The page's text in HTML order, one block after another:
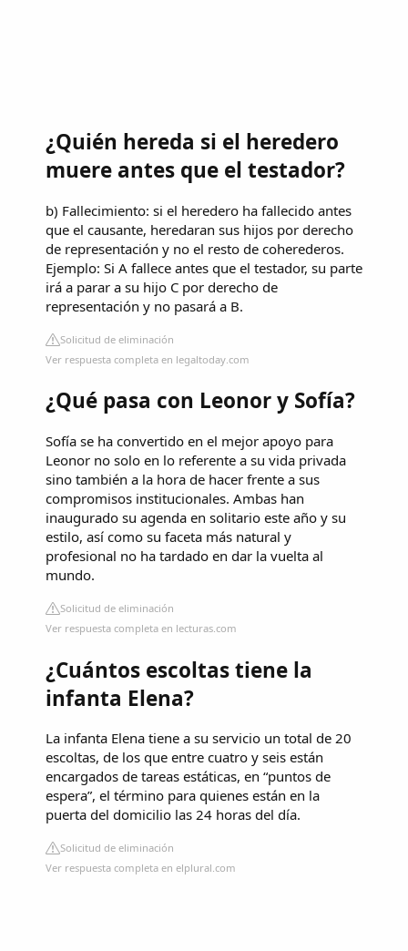
¿Quién hereda si el heredero
muere antes que el testador?
b) Fallecimiento: si el heredero ha fallecido antes
que el causante, heredaran sus hijos por derecho
de representación y no el resto de coherederos.
Ejemplo: Si A fallece antes que el testador, su parte
irá a parar a su hijo C por derecho de
representación y no pasará a B.
Solicitud de eliminación
Ver respuesta completa en legaltoday.com
¿Qué pasa con Leonor y Sofía?
Sofía se ha convertido en el mejor apoyo para
Leonor no solo en lo referente a su vida privada
sino también a la hora de hacer frente a sus
compromisos institucionales. Ambas han
inaugurado su agenda en solitario este año y su
estilo, así como su faceta más natural y
profesional no ha tardado en dar la vuelta al
mundo.
Solicitud de eliminación
Ver respuesta completa en lecturas.com
¿Cuántos escoltas tiene la
infanta Elena?
La infanta Elena tiene a su servicio un total de 20
escoltas, de los que entre cuatro y seis están
encargados de tareas estáticas, en “puntos de
espera”, el término para quienes están en la
puerta del domicilio las 24 horas del día.
Solicitud de eliminación
Ver respuesta completa en elplural.com